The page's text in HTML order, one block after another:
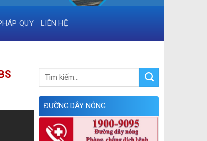
QUY LIÊN HỆ
ĐƯỜNG DÂY NÓNG